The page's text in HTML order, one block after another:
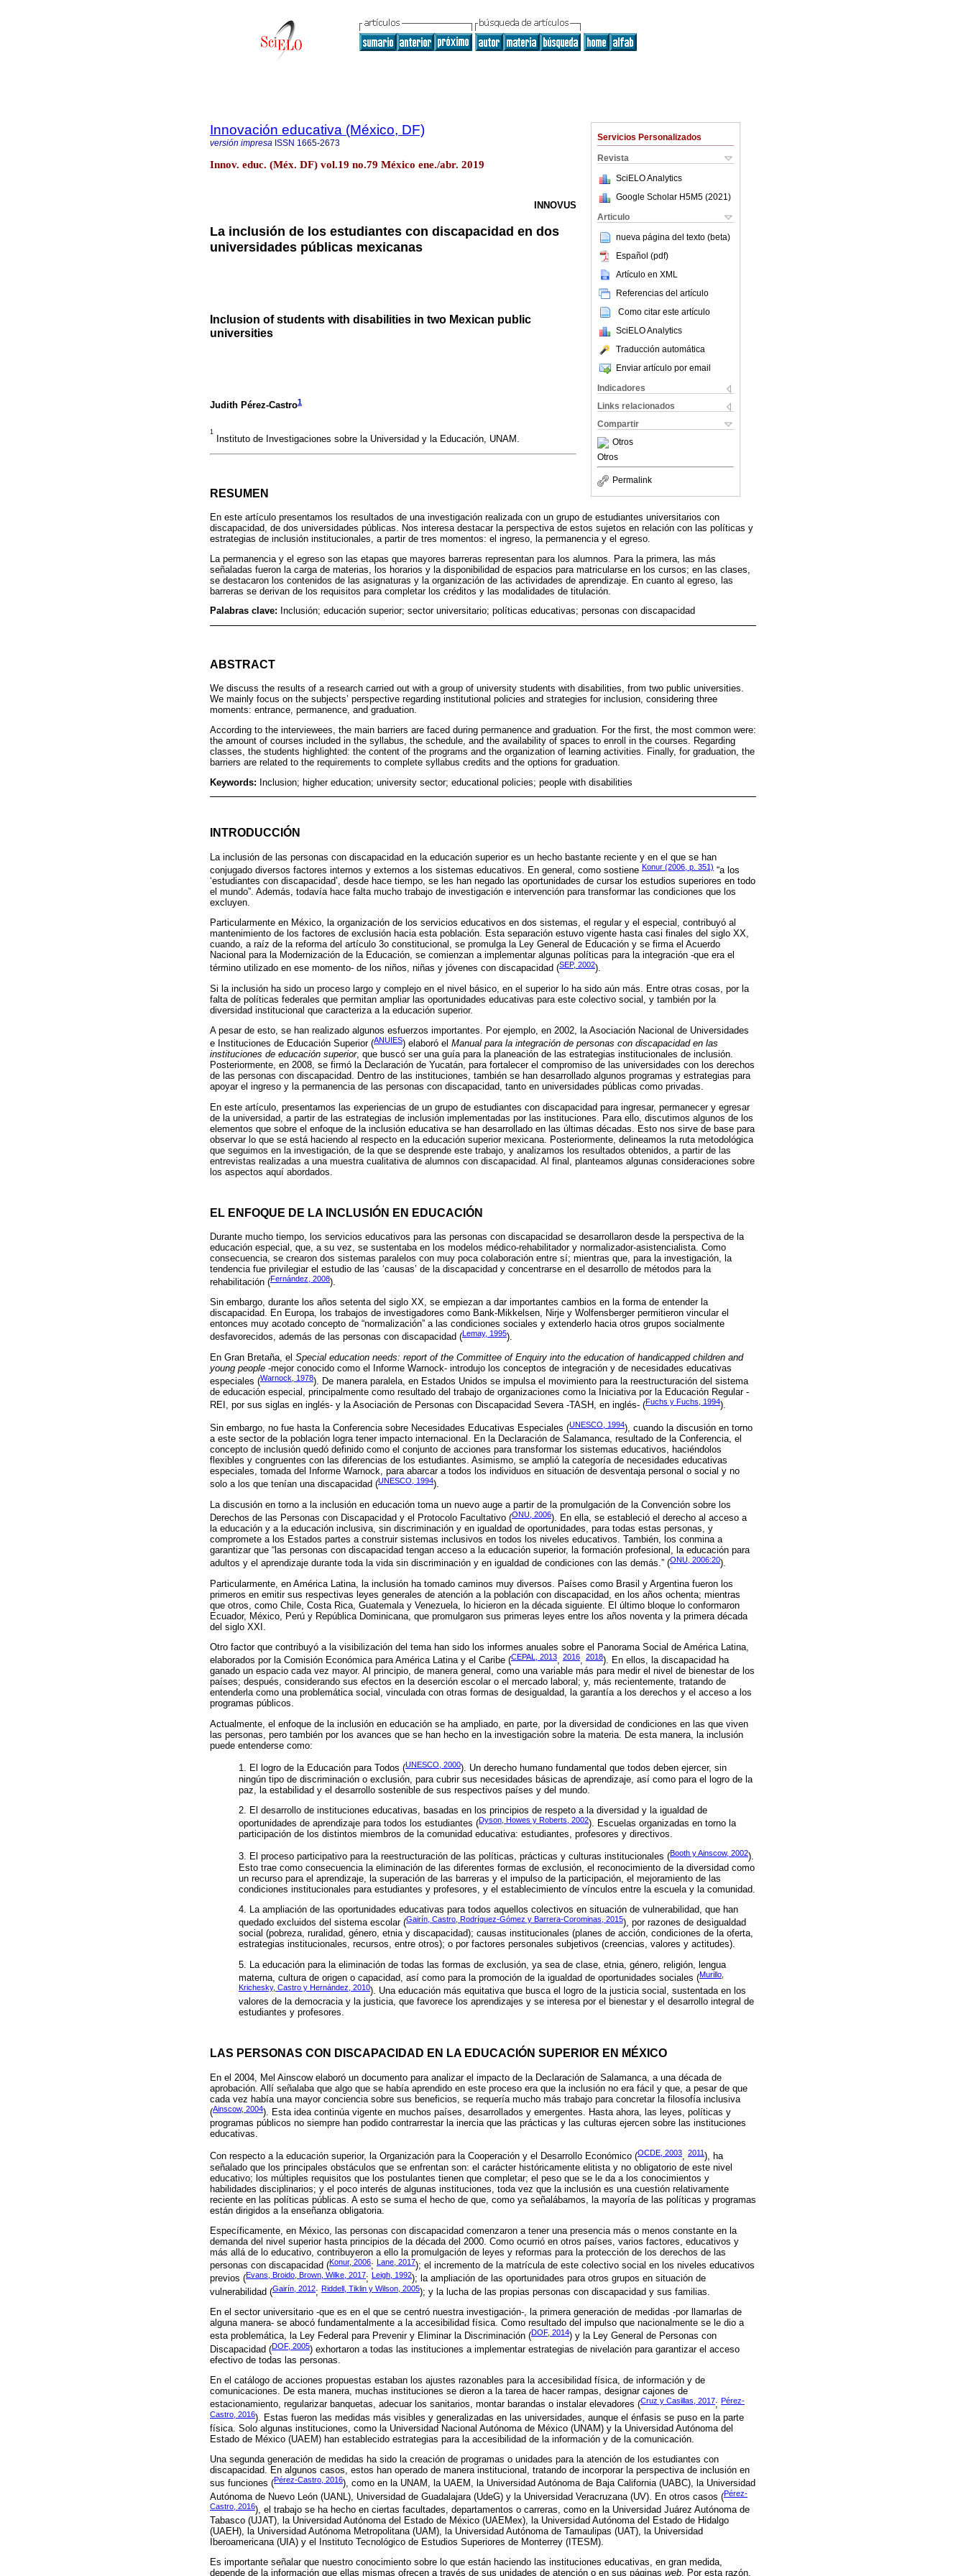
Servicios Personalizados
Revista
SciELO Analytics
Google Scholar H5M5 (2021 )
Articulo
nueva página del texto (beta)
Español (pdf)
Artículo en XML
Referencias del artículo
Como citar este artículo
SciELO Analytics
Traducción automática
Enviar artículo por email
Indicadores
Links relacionados
Compartir
Otros
Otros
Permalink
Innovación educativa (México, DF)
versión impresa ISSN 1665-2673
Innov. educ. (Méx. DF) vol.19 no.79 México ene./abr. 2019
INNOVUS
La inclusión de los estudiantes con discapacidad en dos
universidades públicas mexicanas
Inclusion of students with disabilities in two Mexican public
universities
Judith Pérez-Castro1
1
Instituto de Investigaciones sobre la Universidad y la Educación, UNAM.
RESUMEN
En este artículo presentamos los resultados de una investigación realizada con un grupo de estudiantes universitarios con
discapacidad, de dos universidades públicas. Nos interesa destacar la perspectiva de estos sujetos en relación con las políticas y
estrategias de inclusión institucionales, a partir de tres momentos: el ingreso, la permanencia y el egreso.
La permanencia y el egreso son las etapas que mayores barreras representan para los alumnos. Para la primera, las más
señaladas fueron la carga de materias, los horarios y la disponibilidad de espacios para matricularse en los cursos; en las clases,
se destacaron los contenidos de las asignaturas y la organización de las actividades de aprendizaje. En cuanto al egreso, las
barreras se derivan de los requisitos para completar los créditos y las modalidades de titulación.
Palabras clave: Inclusión; educación superior; sector universitario; políticas educativas; personas con discapacidad
ABSTRACT
We discuss the results of a research carried out with a group of university students with disabilities, from two public universities.
We mainly focus on the subjects’ perspective regarding institutional policies and strategies for inclusion, considering three
moments: entrance, permanence, and graduation.
According to the interviewees, the main barriers are faced during permanence and graduation. For the first, the most common were:
the amount of courses included in the syllabus, the schedule, and the availability of spaces to enroll in the courses. Regarding
classes, the students highlighted: the content of the programs and the organization of learning activities. Finally, for graduation, the
barriers are related to the requirements to complete syllabus credits and the options for graduation.
Keywords: Inclusion; higher education; university sector; educational policies; people with disabilities
INTRODUCCIÓN
La inclusión de las personas con discapacidad en la educación superior es un hecho bastante reciente y en el que se han
conjugado diversos factores internos y externos a los sistemas educativos. En general, como sostiene Konur (2006, p. 351) “a los
‘estudiantes con discapacidad’, desde hace tiempo, se les han negado las oportunidades de cursar los estudios superiores en todo
el mundo”. Además, todavía hace falta mucho trabajo de investigación e intervención para transformar las condiciones que los
excluyen.
Particularmente en México, la organización de los servicios educativos en dos sistemas, el regular y el especial, contribuyó al
mantenimiento de los factores de exclusión hacia esta población. Esta separación estuvo vigente hasta casi finales del siglo XX,
cuando, a raíz de la reforma del artículo 3o constitucional, se promulga la Ley General de Educación y se firma el Acuerdo
Nacional para la Modernización de la Educación, se comienzan a implementar algunas políticas para la integración -que era el
término utilizado en ese momento- de los niños, niñas y jóvenes con discapacidad (SEP, 2002).
Si la inclusión ha sido un proceso largo y complejo en el nivel básico, en el superior lo ha sido aún más. Entre otras cosas, por la
falta de políticas federales que permitan ampliar las oportunidades educativas para este colectivo social, y también por la
diversidad institucional que caracteriza a la educación superior.
A pesar de esto, se han realizado algunos esfuerzos importantes. Por ejemplo, en 2002, la Asociación Nacional de Universidades
e Instituciones de Educación Superior (ANUIES) elaboró el Manual para la integración de personas con discapacidad en las
instituciones de educación superior, que buscó ser una guía para la planeación de las estrategias institucionales de inclusión.
Posteriormente, en 2008, se firmó la Declaración de Yucatán, para fortalecer el compromiso de las universidades con los derechos
de las personas con discapacidad. Dentro de las instituciones, también se han desarrollado algunos programas y estrategias para
apoyar el ingreso y la permanencia de las personas con discapacidad, tanto en universidades públicas como privadas.
En este artículo, presentamos las experiencias de un grupo de estudiantes con discapacidad para ingresar, permanecer y egresar
de la universidad, a partir de las estrategias de inclusión implementadas por las instituciones. Para ello, discutimos algunos de los
elementos que sobre el enfoque de la inclusión educativa se han desarrollado en las últimas décadas. Esto nos sirve de base para
observar lo que se está haciendo al respecto en la educación superior mexicana. Posteriormente, delineamos la ruta metodológica
que seguimos en la investigación, de la que se desprende este trabajo, y analizamos los resultados obtenidos, a partir de las
entrevistas realizadas a una muestra cualitativa de alumnos con discapacidad. Al final, planteamos algunas consideraciones sobre
los aspectos aquí abordados.
EL ENFOQUE DE LA INCLUSIÓN EN EDUCACIÓN
Durante mucho tiempo, los servicios educativos para las personas con discapacidad se desarrollaron desde la perspectiva de la
educación especial, que, a su vez, se sustentaba en los modelos médico-rehabilitador y normalizador-asistencialista. Como
consecuencia, se crearon dos sistemas paralelos con muy poca colaboración entre sí; mientras que, para la investigación, la
tendencia fue privilegiar el estudio de las ‘causas’ de la discapacidad y concentrarse en el desarrollo de métodos para la
rehabilitación (Fernández, 2008).
Sin embargo, durante los años setenta del siglo XX, se empiezan a dar importantes cambios en la forma de entender la
discapacidad. En Europa, los trabajos de investigadores como Bank-Mikkelsen, Nirje y Wolfensberger permitieron vincular el
entonces muy acotado concepto de “normalización” a las condiciones sociales y extenderlo hacia otros grupos socialmente
desfavorecidos, además de las personas con discapacidad (Lemay, 1995).
En Gran Bretaña, el Special education needs: report of the Committee of Enquiry into the education of handicapped children and
young people -mejor conocido como el Informe Warnock- introdujo los conceptos de integración y de necesidades educativas
especiales (Warnock, 1978). De manera paralela, en Estados Unidos se impulsa el movimiento para la reestructuración del sistema
de educación especial, principalmente como resultado del trabajo de organizaciones como la Iniciativa por la Educación Regular -
REI, por sus siglas en inglés- y la Asociación de Personas con Discapacidad Severa -TASH, en inglés- (Fuchs y Fuchs, 1994).
Sin embargo, no fue hasta la Conferencia sobre Necesidades Educativas Especiales (UNESCO, 1994), cuando la discusión en torno
a este sector de la población logra tener impacto internacional. En la Declaración de Salamanca, resultado de la Conferencia, el
concepto de inclusión quedó definido como el conjunto de acciones para transformar los sistemas educativos, haciéndolos
flexibles y congruentes con las diferencias de los estudiantes. Asimismo, se amplió la categoría de necesidades educativas
especiales, tomada del Informe Warnock, para abarcar a todos los individuos en situación de desventaja personal o social y no
solo a los que tenían una discapacidad (UNESCO, 1994).
La discusión en torno a la inclusión en educación toma un nuevo auge a partir de la promulgación de la Convención sobre los
Derechos de las Personas con Discapacidad y el Protocolo Facultativo (ONU, 2006). En ella, se estableció el derecho al acceso a
la educación y a la educación inclusiva, sin discriminación y en igualdad de oportunidades, para todas estas personas, y
compromete a los Estados partes a construir sistemas inclusivos en todos los niveles educativos. También, los conmina a
garantizar que “las personas con discapacidad tengan acceso a la educación superior, la formación profesional, la educación para
adultos y el aprendizaje durante toda la vida sin discriminación y en igualdad de condiciones con las demás.” (ONU, 2006:20).
Particularmente, en América Latina, la inclusión ha tomado caminos muy diversos. Países como Brasil y Argentina fueron los
primeros en emitir sus respectivas leyes generales de atención a la población con discapacidad, en los años ochenta; mientras
que otros, como Chile, Costa Rica, Guatemala y Venezuela, lo hicieron en la década siguiente. El último bloque lo conformaron
Ecuador, México, Perú y República Dominicana, que promulgaron sus primeras leyes entre los años noventa y la primera década
del siglo XXI.
Otro factor que contribuyó a la visibilización del tema han sido los informes anuales sobre el Panorama Social de América Latina,
elaborados por la Comisión Económica para América Latina y el Caribe (CEPAL, 2013, 2016, 2018). En ellos, la discapacidad ha
ganado un espacio cada vez mayor. Al principio, de manera general, como una variable más para medir el nivel de bienestar de los
países; después, considerando sus efectos en la deserción escolar o el mercado laboral; y, más recientemente, tratando de
entenderla como una problemática social, vinculada con otras formas de desigualdad, la garantía a los derechos y el acceso a los
programas públicos.
Actualmente, el enfoque de la inclusión en educación se ha ampliado, en parte, por la diversidad de condiciones en las que viven
las personas, pero también por los avances que se han hecho en la investigación sobre la materia. De esta manera, la inclusión
puede entenderse como:
1. El logro de la Educación para Todos (UNESCO, 2000). Un derecho humano fundamental que todos deben ejercer, sin
ningún tipo de discriminación o exclusión, para cubrir sus necesidades básicas de aprendizaje, así como para el logro de la
paz, la estabilidad y el desarrollo sostenible de sus respectivos países y del mundo.
2. El desarrollo de instituciones educativas, basadas en los principios de respeto a la diversidad y la igualdad de
oportunidades de aprendizaje para todos los estudiantes (Dyson, Howes y Roberts, 2002). Escuelas organizadas en torno la
participación de los distintos miembros de la comunidad educativa: estudiantes, profesores y directivos.
3. El proceso participativo para la reestructuración de las políticas, prácticas y culturas institucionales (Booth y Ainscow, 2002).
Esto trae como consecuencia la eliminación de las diferentes formas de exclusión, el reconocimiento de la diversidad como
un recurso para el aprendizaje, la superación de las barreras y el impulso de la participación, el mejoramiento de las
condiciones institucionales para estudiantes y profesores, y el establecimiento de vínculos entre la escuela y la comunidad.
4. La ampliación de las oportunidades educativas para todos aquellos colectivos en situación de vulnerabilidad, que han
quedado excluidos del sistema escolar (Gairín, Castro, Rodríguez-Gómez y Barrera-Corominas, 2015), por razones de desigualdad
social (pobreza, ruralidad, género, etnia y discapacidad); causas institucionales (planes de acción, condiciones de la oferta,
estrategias institucionales, recursos, entre otros); o por factores personales subjetivos (creencias, valores y actitudes).
5. La educación para la eliminación de todas las formas de exclusión, ya sea de clase, etnia, género, religión, lengua
materna, cultura de origen o capacidad, así como para la promoción de la igualdad de oportunidades sociales (Murillo,
Krichesky, Castro y Hernández, 2010). Una educación más equitativa que busca el logro de la justicia social, sustentada en los
valores de la democracia y la justicia, que favorece los aprendizajes y se interesa por el bienestar y el desarrollo integral de
estudiantes y profesores.
LAS PERSONAS CON DISCAPACIDAD EN LA EDUCACIÓN SUPERIOR EN MÉXICO
En el 2004, Mel Ainscow elaboró un documento para analizar el impacto de la Declaración de Salamanca, a una década de
aprobación. Allí señalaba que algo que se había aprendido en este proceso era que la inclusión no era fácil y que, a pesar de que
cada vez había una mayor conciencia sobre sus beneficios, se requería mucho más trabajo para concretar la filosofía inclusiva
(Ainscow, 2004). Esta idea continúa vigente en muchos países, desarrollados y emergentes. Hasta ahora, las leyes, políticas y
programas públicos no siempre han podido contrarrestar la inercia que las prácticas y las culturas ejercen sobre las instituciones
educativas.
Con respecto a la educación superior, la Organización para la Cooperación y el Desarrollo Económico (OCDE, 2003, 2011 ), ha
señalado que los principales obstáculos que se enfrentan son: el carácter históricamente elitista y no obligatorio de este nivel
educativo; los múltiples requisitos que los postulantes tienen que completar; el peso que se le da a los conocimientos y
habilidades disciplinarios; y el poco interés de algunas instituciones, toda vez que la inclusión es una cuestión relativamente
reciente en las políticas públicas. A esto se suma el hecho de que, como ya señalábamos, la mayoría de las políticas y programas
están dirigidos a la enseñanza obligatoria.
Específicamente, en México, las personas con discapacidad comenzaron a tener una presencia más o menos constante en la
demanda del nivel superior hasta principios de la década del 2000. Como ocurrió en otros países, varios factores, educativos y
más allá de lo educativo, contribuyeron a ello la promulgación de leyes y reformas para la protección de los derechos de las
personas con discapacidad (Konur, 2006; Lane, 2017); el incremento de la matrícula de este colectivo social en los niveles educativos
previos (Evans, Broido, Brown, Wilke, 2017; Leigh, 1992); la ampliación de las oportunidades para otros grupos en situación de
vulnerabilidad (Gairín, 2012; Riddell, Tiklin y Wilson, 2005); y la lucha de las propias personas con discapacidad y sus familias.
En el sector universitario -que es en el que se centró nuestra investigación-, la primera generación de medidas -por llamarlas de
alguna manera- se abocó fundamentalmente a la accesibilidad física. Como resultado del impulso que nacionalmente se le dio a
esta problemática, la Ley Federal para Prevenir y Eliminar la Discriminación (DOF, 2014) y la Ley General de Personas con
Discapacidad (DOF, 2005) exhortaron a todas las instituciones a implementar estrategias de nivelación para garantizar el acceso
efectivo de todas las personas.
En el catálogo de acciones propuestas estaban los ajustes razonables para la accesibilidad física, de información y de
comunicaciones. De esta manera, muchas instituciones se dieron a la tarea de hacer rampas, designar cajones de
estacionamiento, regularizar banquetas, adecuar los sanitarios, montar barandas o instalar elevadores (Cruz y Casillas, 2017; Pérez-
Castro, 2016). Estas fueron las medidas más visibles y generalizadas en las universidades, aunque el énfasis se puso en la parte
física. Solo algunas instituciones, como la Universidad Nacional Autónoma de México (UNAM) y la Universidad Autónoma del
Estado de México (UAEM) han establecido estrategias para la accesibilidad de la información y de la comunicación.
Una segunda generación de medidas ha sido la creación de programas o unidades para la atención de los estudiantes con
discapacidad. En algunos casos, estos han operado de manera institucional, tratando de incorporar la perspectiva de inclusión en
sus funciones (Pérez-Castro, 2016), como en la UNAM, la UAEM, la Universidad Autónoma de Baja California (UABC), la Universidad
Autónoma de Nuevo León (UANL), Universidad de Guadalajara (UdeG) y la Universidad Veracruzana (UV). En otros casos (Pérez-
Castro, 2016), el trabajo se ha hecho en ciertas facultades, departamentos o carreras, como en la Universidad Juárez Autónoma de
Tabasco (UJAT), la Universidad Autónoma del Estado de México (UAEMex), la Universidad Autónoma del Estado de Hidalgo
(UAEH), la Universidad Autónoma Metropolitana (UAM), la Universidad Autónoma de Tamaulipas (UAT), la Universidad
Iberoamericana (UIA) y el Instituto Tecnológico de Estudios Superiores de Monterrey (ITESM).
Es importante señalar que nuestro conocimiento sobre lo que están haciendo las instituciones educativas, en gran medida,
depende de la información que ellas mismas ofrecen a través de sus unidades de atención o en sus páginas web. Por esta razón,